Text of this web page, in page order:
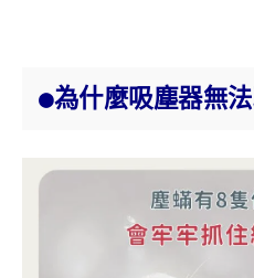
●為什麼吸塵器無